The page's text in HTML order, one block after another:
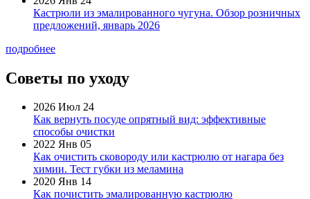
Кастрюли из эмалированного чугуна. Обзор розничных
предложений, январь 2026
подробнее
Советы по уходу
2026 Июл 24
Как вернуть посуде опрятный вид: эффективные
способы очистки
2022 Янв 05
Как очистить сковороду или кастрюлю от нагара без
химии. Тест губки из меламина
2020 Янв 14
Как почистить эмалированную кастрюлю